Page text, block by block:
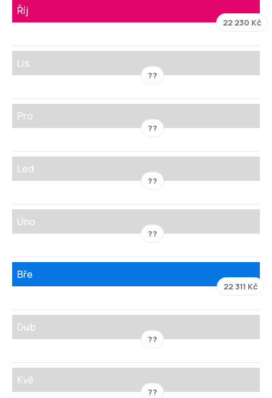
Říj
22 230 Kč
Lis
??
Pro
??
Led
??
Úno
??
Bře
22 311 Kč
Dub
??
Kvě
??